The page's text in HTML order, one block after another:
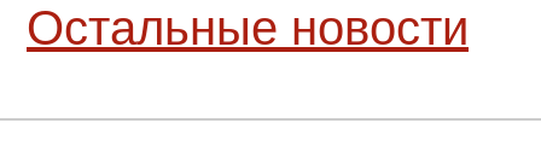
Остальные новости